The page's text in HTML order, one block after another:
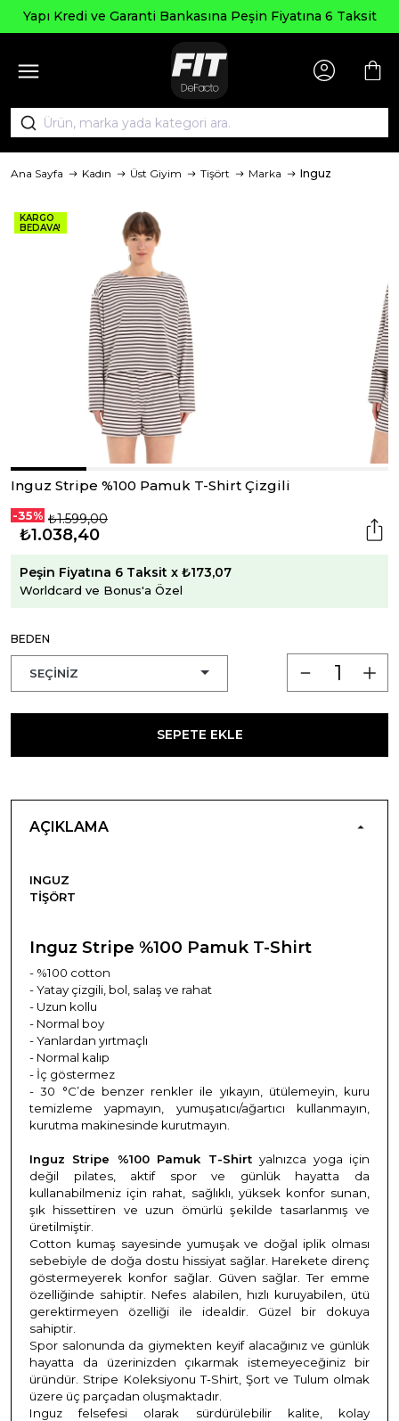
Yapı Kredi ve Garanti Bankasına Peşin Fiyatına 6 Taksit
Ana Sayfa Kadın Üst Giyim Tişört Marka Inguz
KARGO
BEDAVA!
Inguz Stripe %100 Pamuk T-Shirt Çizgili
-35% ₺1.599,00
₺1.038,40
Peşin Fiyatına 6 Taksit x ₺173,07
Worldcard ve Bonus'a Özel
BEDEN
SEPETE EKLE
AÇIKLAMA
INGUZ
TIŞÖRT
Inguz Stripe %100 Pamuk T-Shirt
- %100 cotton
- Yatay çizgili, bol, salaş ve rahat
- Uzun kollu
- Normal boy
- Yanlardan yırtmaçlı
- Normal kalıp
- İç göstermez
- 30 °C’de benzer renkler ile yıkayın, ütülemeyin, kuru
temizleme yapmayın, yumuşatıcı/ağartıcı kullanmayın,
kurutma makinesinde kurutmayın.
Inguz Stripe %100 Pamuk T-Shirtyalnızca yoga için
değil pilates, aktif spor ve günlük hayatta da
kullanabilmeniz için rahat, sağlıklı, yüksek konfor sunan,
şık hissettiren ve uzun ömürlü şekilde tasarlanmış ve
üretilmiştir.
Cotton kumaş sayesinde yumuşak ve doğal iplik olması
sebebiyle de doğa dostu hissiyat sağlar. Harekete direnç
göstermeyerek konfor sağlar. Güven sağlar. Ter emme
özelliğinde sahiptir. Nefes alabilen, hızlı kuruyabilen, ütü
gerektirmeyen özelliği ile idealdir. Güzel bir dokuya
sahiptir.
Spor salonunda da giymekten keyif alacağınız ve günlük
hayatta da üzerinizden çıkarmak istemeyeceğiniz bir
üründür. Stripe Koleksiyonu T-Shirt, Şort ve Tulum olmak
üzere üç parçadan oluşmaktadır.
Inguz felsefesi olarak sürdürülebilir kalite, kolay